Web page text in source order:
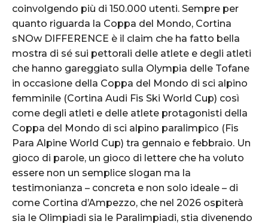
coinvolgendo più di 150.000 utenti. Sempre per
quanto riguarda la Coppa del Mondo, Cortina
sNOw DIFFERENCE è il claim che ha fatto bella
mostra di sé sui pettorali delle atlete e degli atleti
che hanno gareggiato sulla Olympia delle Tofane
in occasione della Coppa del Mondo di sci alpino
femminile (Cortina Audi Fis Ski World Cup) così
come degli atleti e delle atlete protagonisti della
Coppa del Mondo di sci alpino paralimpico (Fis
Para Alpine World Cup) tra gennaio e febbraio. Un
gioco di parole, un gioco di lettere che ha voluto
essere non un semplice slogan ma la
testimonianza – concreta e non solo ideale – di
come Cortina d’Ampezzo, che nel 2026 ospiterà
sia le Olimpiadi sia le Paralimpiadi, stia divenendo